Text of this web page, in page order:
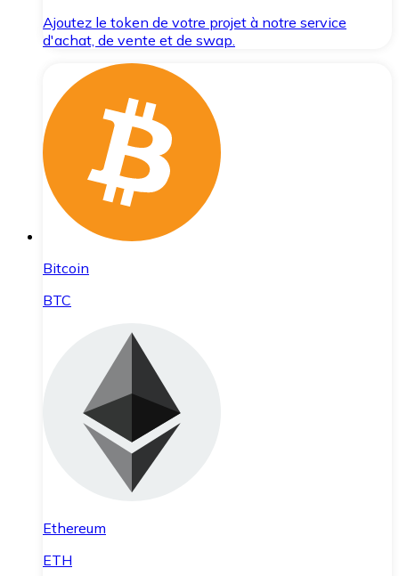
Ajoutez le token de votre projet à notre service
d'achat, de vente et de swap.
Bitcoin
BTC
Ethereum
ETH